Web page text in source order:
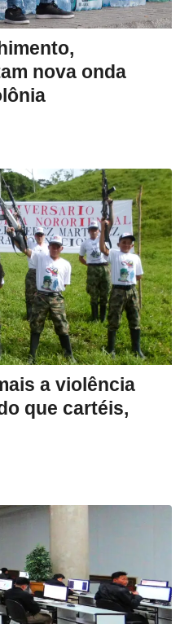
nova onda
a violência
que cartéis,